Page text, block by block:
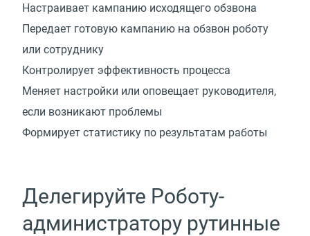
Настраивает кампанию исходящего обзвона
Передает готовую кампанию на обзвон роботу
или сотруднику
Контролирует эффективность процесса
Меняет настройки или оповещает руководителя,
если возникают проблемы
Формирует статистику по результатам работы
Делегируйте Роботу-
администратору рутинные